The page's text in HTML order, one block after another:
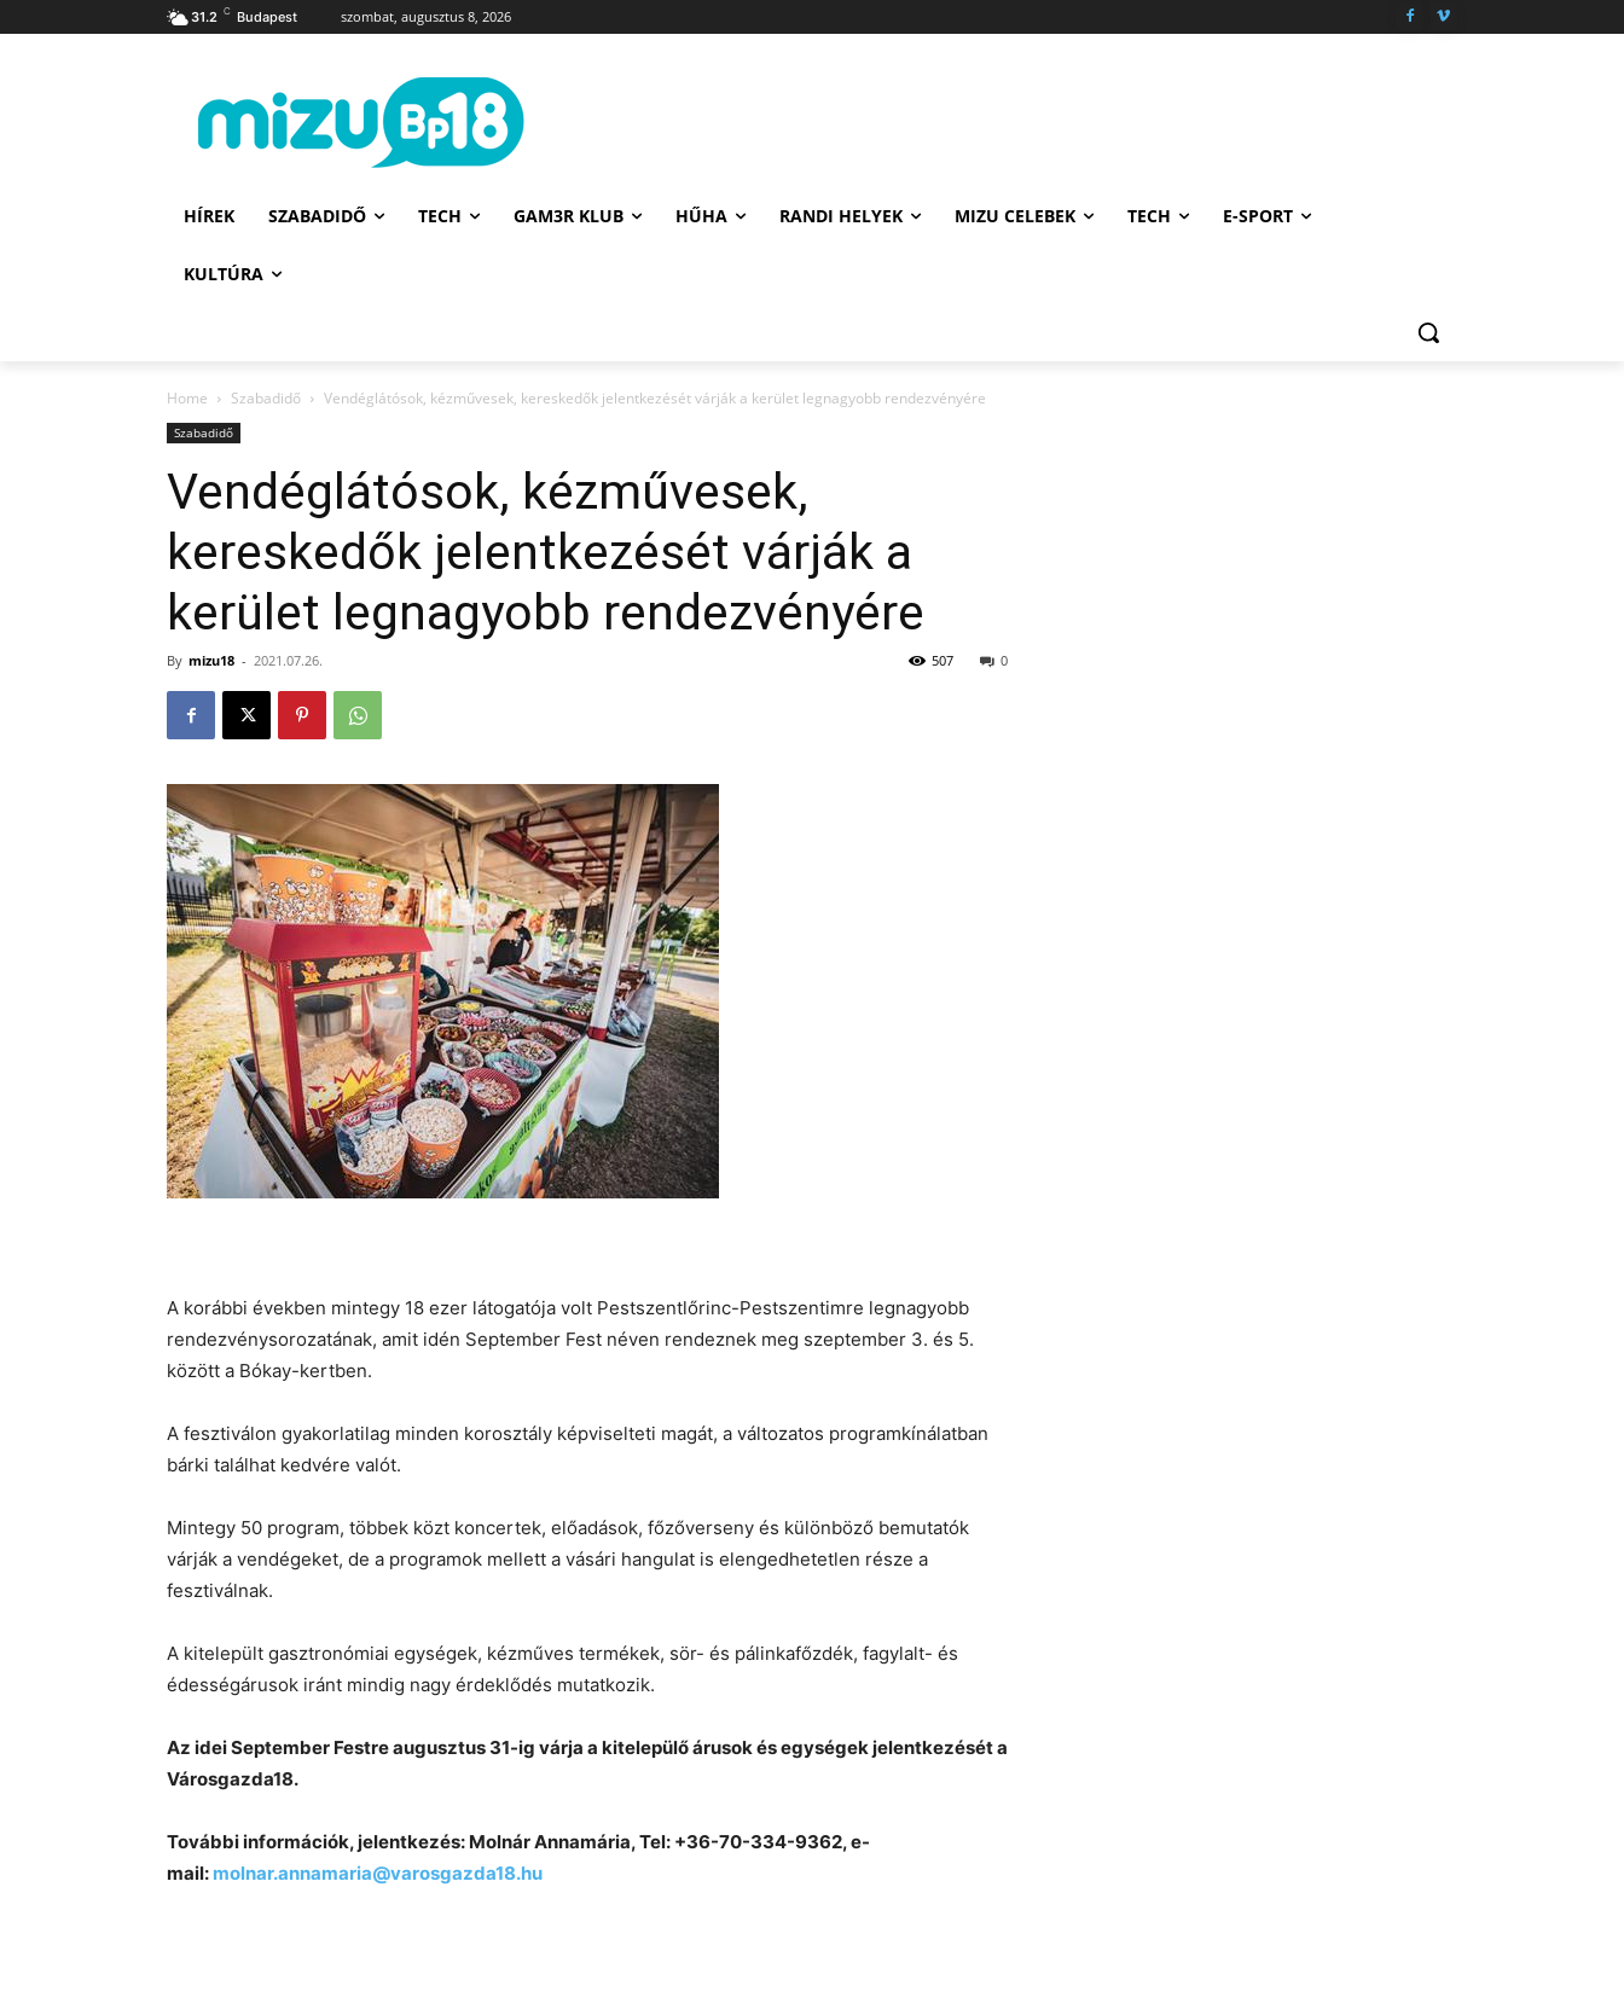
31.2 C Budapest szombat, augusztus 8, 2026
HÍREK SZABADIDŐ TECH GAM3R KLUB HŰHA RANDI HELYEK MIZU CELEBEK TECH E-SPORT
KULTÚRA
Home Szabadidő Vendéglátósok, kézművesek, kereskedők jelentkezését várják a kerület legnagyobb rendezvényére
Szabadidő
Vendéglátósok, kézművesek,
kereskedők jelentkezését várják a
kerület legnagyobb rendezvényére
By mizu18 - 2021.07.26. 0
507
A korábbi években mintegy 18 ezer látogatója volt Pestszentlőrinc-Pestszentimre legnagyobb
rendezvénysorozatának, amit idén September Fest néven rendeznek meg szeptember 3. és 5.
között a Bókay-kertben.
A fesztiválon gyakorlatilag minden korosztály képviselteti magát, a változatos programkínálatban
bárki találhat kedvére valót.
Mintegy 50 program, többek közt koncertek, előadások, főzőverseny és különböző bemutatók
várják a vendégeket, de a programok mellett a vásári hangulat is elengedhetetlen része a
fesztiválnak.
A kitelepült gasztronómiai egységek, kézműves termékek, sör- és pálinkafőzdék, fagylalt- és
édességárusok iránt mindig nagy érdeklődés mutatkozik.
Az idei September Festre augusztus 31-ig várja a kitelepülő árusok és egységek jelentkezését a
Városgazda18.
További információk, jelentkezés: Molnár Annamária, Tel: +36-70-334-9362, e-
mail: molnar.annamaria@varosgazda18.hu